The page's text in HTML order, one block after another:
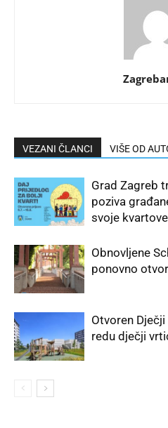
VEZANI ČLANCI VIŠE OD
Grad Zagreb
poziva
svoje kvartove
Obnovljene
ponovno
Otvoren
redu dječji